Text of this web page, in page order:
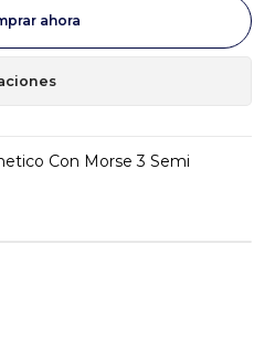
ahora
Con Morse 3 Semi